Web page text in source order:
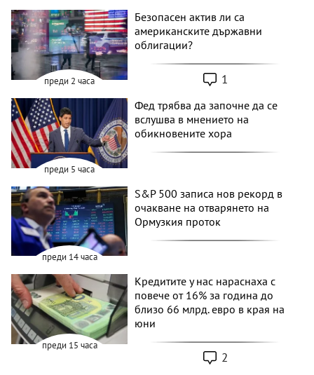
преди 2 часа
Безопасен актив ли са
американските държавни
облигации?
1
преди 5 часа
Фед трябва да започне да се
вслушва в мнението на
обикновените хора
преди 14 часа
S&P 500 записа нов рекорд в
очакване на отварянето на
Ормузкия проток
преди 15 часа
Кредитите у нас нараснаха с
повече от 16% за година до
близо 66 млрд. евро в края на
юни
2